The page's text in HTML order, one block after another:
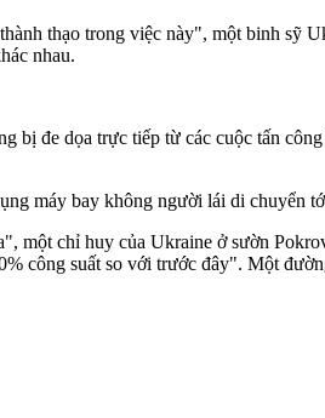
thạo trong việc này", một binh sỹ
nhau.
bị đe dọa trực tiếp từ các cuộc tấn
máy bay không người lái di chuyển
một chỉ huy của Ukraine ở sườn
công suất so với trước đây". Một